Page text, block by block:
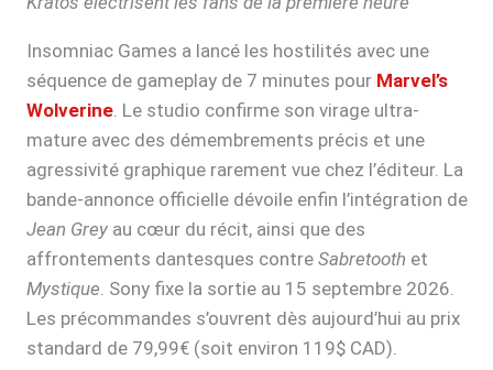
Insomniac Games a lancé les hostilités avec une
séquence de gameplay de 7 minutes pour Marvel’s
Wolverine . Le studio confirme son virage ultra-
mature avec des démembrements précis et une
agressivité graphique rarement vue chez l’éditeur. La
bande-annonce officielle dévoile enfin l’intégration de
Jean Grey au cœur du récit, ainsi que des
affrontements dantesques contreSabretooth et
Mystique . Sony fixe la sortie au 15 septembre 2026.
Les précommandes s’ouvrent dès aujourd’hui au prix
standard de 79,99€ (soit environ 119$ CAD).